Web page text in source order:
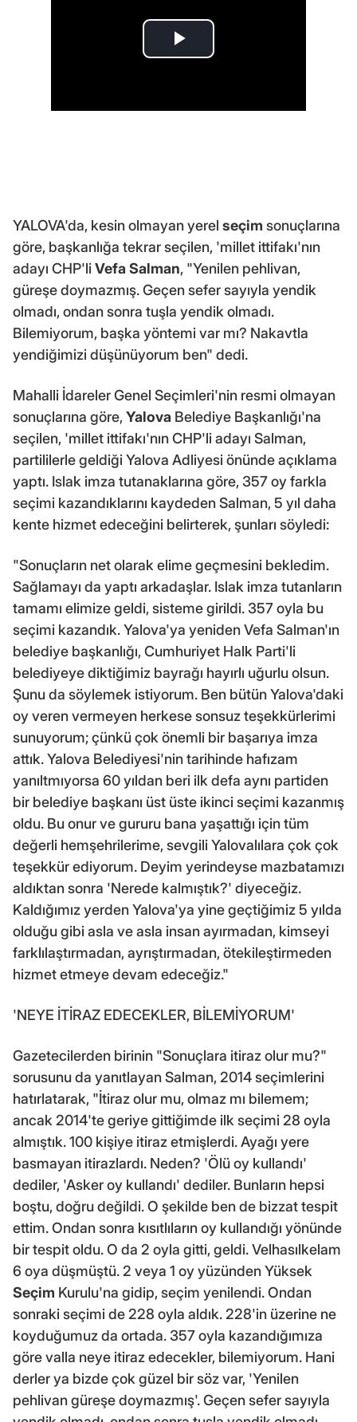
YALOVA'da, kesin olmayan yerel seçim sonuçlarına
göre, başkanlığa tekrar seçilen, 'millet ittifakı'nın
adayı CHP'liVefa Salman, "Yenilen pehlivan,
güreşe doymazmış. Geçen sefer sayıyla yendik
olmadı, ondan sonra tuşla yendik olmadı.
Bilemiyorum, başka yöntemi var mı? Nakavtla
yendiğimizi düşünüyorum ben" dedi.
Mahalli İdareler Genel Seçimleri'nin resmi olmayan
sonuçlarına göre,Yalova Belediye Başkanlığı'na
seçilen, 'millet ittifakı'nın CHP'li adayı Salman,
partililerle geldiği Yalova Adliyesi önünde açıklama
yaptı. Islak imza tutanaklarına göre, 357 oy farkla
seçimi kazandıklarını kaydeden Salman, 5 yıl daha
kente hizmet edeceğini belirterek, şunları söyledi:
"Sonuçların net olarak elime geçmesini bekledim.
Sağlamayı da yaptı arkadaşlar. Islak imza tutanların
tamamı elimize geldi, sisteme girildi. 357 oyla bu
seçimi kazandık. Yalova'ya yeniden Vefa Salman'ın
belediye başkanlığı, Cumhuriyet Halk Parti'li
belediyeye diktiğimiz bayrağı hayırlı uğurlu olsun.
Şunu da söylemek istiyorum. Ben bütün Yalova'daki
oy veren vermeyen herkese sonsuz teşekkürlerimi
sunuyorum; çünkü çok önemli bir başarıya imza
attık. Yalova Belediyesi'nin tarihinde hafızam
yanıltmıyorsa 60 yıldan beri ilk defa aynı partiden
bir belediye başkanı üst üste ikinci seçimi kazanmış
oldu. Bu onur ve gururu bana yaşattığı için tüm
değerli hemşehrilerime, sevgili Yalovalılara çok çok
teşekkür ediyorum. Deyim yerindeyse mazbatamızı
aldıktan sonra 'Nerede kalmıştık?' diyeceğiz.
Kaldığımız yerden Yalova'ya yine geçtiğimiz 5 yılda
olduğu gibi asla ve asla insan ayırmadan, kimseyi
farklılaştırmadan, ayrıştırmadan, ötekileştirmeden
hizmet etmeye devam edeceğiz."
'NEYE İTİRAZ EDECEKLER, BİLEMİYORUM'
Gazetecilerden birinin "Sonuçlara itiraz olur mu?"
sorusunu da yanıtlayan Salman, 2014 seçimlerini
hatırlatarak, "İtiraz olur mu, olmaz mı bilemem;
ancak 2014'te geriye gittiğimde ilk seçimi 28 oyla
almıştık. 100 kişiye itiraz etmişlerdi. Ayağı yere
basmayan itirazlardı. Neden? 'Ölü oy kullandı'
dediler, 'Asker oy kullandı' dediler. Bunların hepsi
boştu, doğru değildi. O şekilde ben de bizzat tespit
ettim. Ondan sonra kısıtlıların oy kullandığı yönünde
bir tespit oldu. O da 2 oyla gitti, geldi. Velhasılkelam
6 oya düşmüştü. 2 veya 1 oy yüzünden Yüksek
Seçim Kurulu'na gidip, seçim yenilendi. Ondan
sonraki seçimi de 228 oyla aldık. 228'in üzerine ne
koyduğumuz da ortada. 357 oyla kazandığımıza
göre valla neye itiraz edecekler, bilemiyorum. Hani
derler ya bizde çok güzel bir söz var, 'Yenilen
pehlivan güreşe doymazmış'. Geçen sefer sayıyla